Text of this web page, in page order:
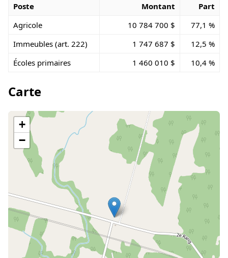
Poste Montant
Part
Agricole
10 784 700 $
77,1 %
Immeubles (art. 222)
1 747 687 $
12,5 %
Écoles primaires
1 460 010 $ 10,4 %
Carte
+
−